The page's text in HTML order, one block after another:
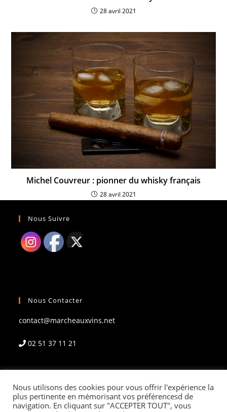
28 avril 2021
Michel Couvreur : pionner du whisky français
28 avril 2021
Nous Suivre
Nous Contacter
contact@marcheauxvins.net
02 51 37 11 21
Nous utilisons des cookies pour vous offrir l'expérience la
plus pertinente en mémorisant vos préférencesd de
navigation. En cliquant sur "ACCEPTER TOUT", vous